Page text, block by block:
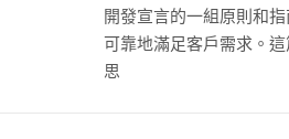
開發宣言的一組原則和
可靠地滿足客戶需求。
思